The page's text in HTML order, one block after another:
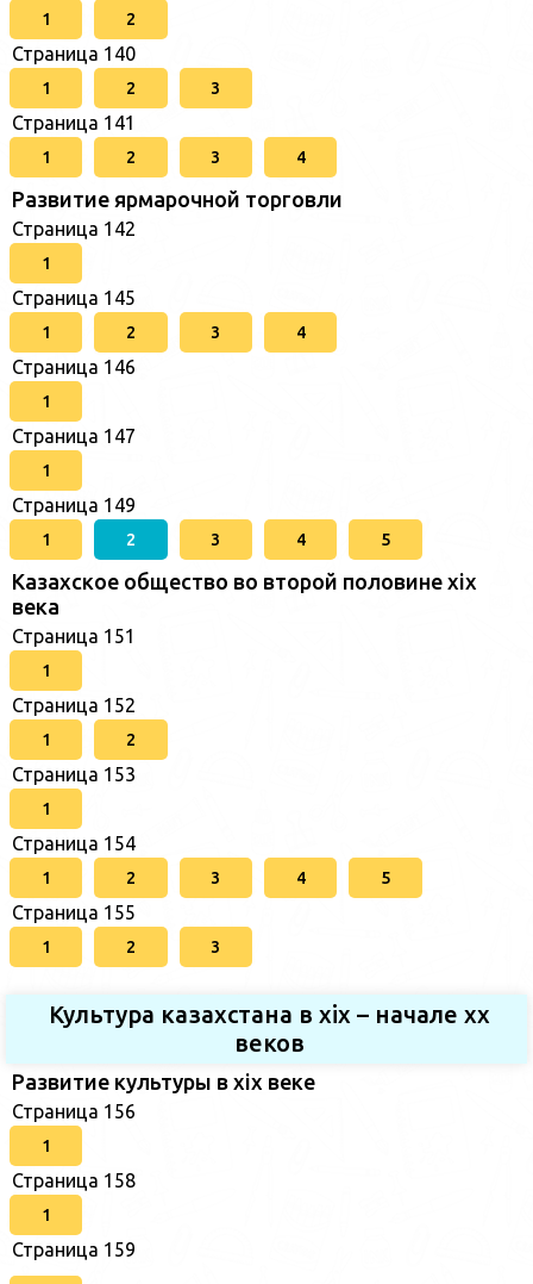
1 2
Страница 140
1 2 3
Страница 141
1 2 3 4
Развитие ярмарочной торговли
Страница 142
1
Страница 145
1 2 3 4
Страница 146
1
Страница 147
1
Страница 149
1 2 3 4 5
Казахское общество во второй половине хіх
века
Страница 151
1
Страница 152
1 2
Страница 153
1
Страница 154
1 2 3 4 5
Страница 155
1 2 3
Культура казахстана в xix – начале хх
веков
Развитие культуры в xix веке
Страница 156
1
Страница 158
1
Страница 159